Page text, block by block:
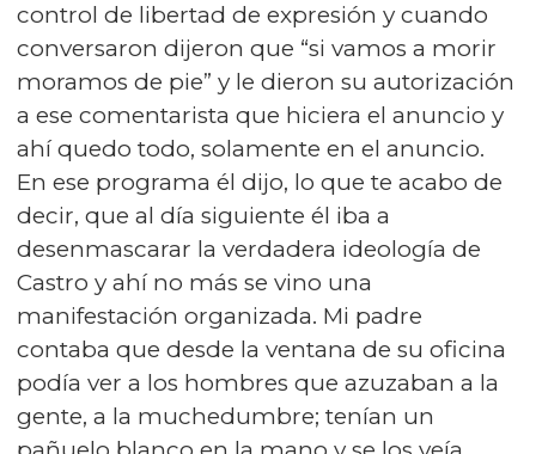
control de libertad de expresión y cuando
conversaron dijeron que “si vamos a morir
moramos de pie” y le dieron su autorización
a ese comentarista que hiciera el anuncio y
ahí quedo todo, solamente en el anuncio.
En ese programa él dijo, lo que te acabo de
decir, que al día siguiente él iba a
desenmascarar la verdadera ideología de
Castro y ahí no más se vino una
manifestación organizada. Mi padre
contaba que desde la ventana de su oficina
podía ver a los hombres que azuzaban a la
gente, a la muchedumbre; tenían un